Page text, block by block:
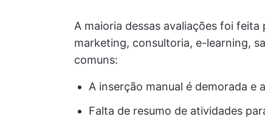
A maioria dessas avaliações foi
marketing, consultoria, e-learning,
comuns:
A inserção manual é demorada e
Falta de resumo de atividades